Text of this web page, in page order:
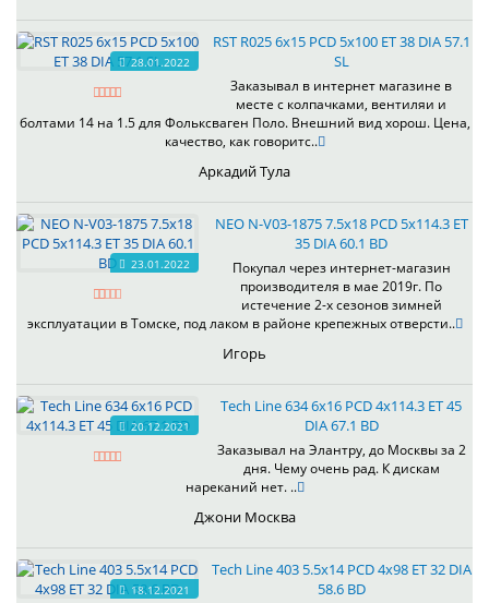
28.01.2022
RST R025 6x15 PCD 5x100 ET 38 DIA 57.1
SL
Заказывал в интернет магазине в
месте с колпачками, вентиляи и
болтами 14 на 1.5 для Фольксваген Поло. Внешний вид хорош. Цена,
качество, как говоритс..
Аркадий Тула
23.01.2022
NEO N-V03-1875 7.5x18 PCD 5x114.3 ET
35 DIA 60.1 BD
Покупал через интернет-магазин
производителя в мае 2019г. По
истечение 2-х сезонов зимней
эксплуатации в Томске, под лаком в районе крепежных отверсти..
Игорь
20.12.2021
Tech Line 634 6x16 PCD 4x114.3 ET 45
DIA 67.1 BD
Заказывал на Элантру, до Москвы за 2
дня. Чему очень рад. К дискам
нареканий нет. ..
Джони Москва
18.12.2021
Tech Line 403 5.5x14 PCD 4x98 ET 32 DIA
58.6 BD